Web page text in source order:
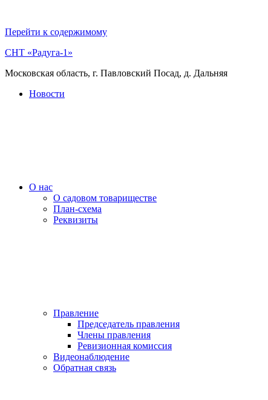
Перейти к содержимому
СНТ «Радуга-1»
Московская область, г. Павловский Посад, д. Дальняя
Новости
О нас
О садовом товариществе
План-схема
Реквизиты
Правление
Председатель правления
Члены правления
Ревизионная комиссия
Видеонаблюдение
Обратная связь